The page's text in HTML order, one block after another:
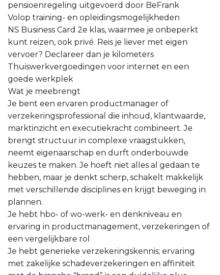
pensioenregeling uitgevoerd door BeFrank
Volop training- en opleidingsmogelijkheden
NS Business Card 2e klas, waarmee je onbeperkt
kunt reizen, ook privé. Reis je liever met eigen
vervoer? Declareer dan je kilometers
Thuiswerkvergoedingen voor internet en een
goede werkplek
Wat je meebrengt
Je bent een ervaren productmanager of
verzekeringsprofessional die inhoud, klantwaarde,
marktinzicht en executiekracht combineert. Je
brengt structuur in complexe vraagstukken,
neemt eigenaarschap en durft onderbouwde
keuzes te maken. Je hoeft niet alles al gedaan te
hebben, maar je denkt scherp, schakelt makkelijk
met verschillende disciplines en krijgt beweging in
plannen.
Je hebt hbo- of wo-werk- en denkniveau en
ervaring in productmanagement, verzekeringen of
een vergelijkbare rol
Je hebt generieke verzekeringskennis; ervaring
met zakelijke schadeverzekeringen en affiniteit